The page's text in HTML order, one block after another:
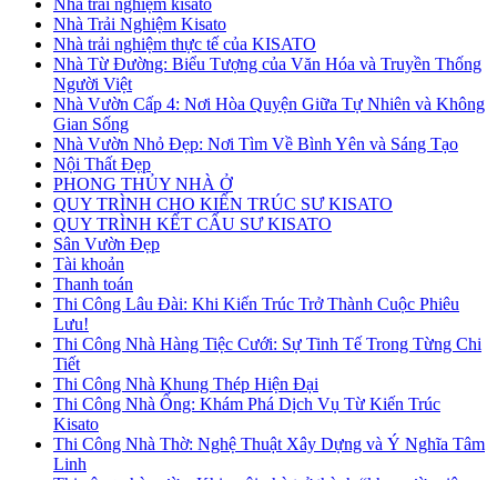
Nhà trải nghiệm kisato
Nhà Trải Nghiệm Kisato
Nhà trải nghiệm thực tế của KISATO
Nhà Từ Đường: Biểu Tượng của Văn Hóa và Truyền Thống
Người Việt
Nhà Vườn Cấp 4: Nơi Hòa Quyện Giữa Tự Nhiên và Không
Gian Sống
Nhà Vườn Nhỏ Đẹp: Nơi Tìm Về Bình Yên và Sáng Tạo
Nội Thất Đẹp
PHONG THỦY NHÀ Ở
QUY TRÌNH CHO KIẾN TRÚC SƯ KISATO
QUY TRÌNH KẾT CẤU SƯ KISATO
Sân Vườn Đẹp
Tài khoản
Thanh toán
Thi Công Lâu Đài: Khi Kiến Trúc Trở Thành Cuộc Phiêu
Lưu!
Thi Công Nhà Hàng Tiệc Cưới: Sự Tinh Tế Trong Từng Chi
Tiết
Thi Công Nhà Khung Thép Hiện Đại
Thi Công Nhà Ống: Khám Phá Dịch Vụ Từ Kiến Trúc
Kisato
Thi Công Nhà Thờ: Nghệ Thuật Xây Dựng và Ý Nghĩa Tâm
Linh